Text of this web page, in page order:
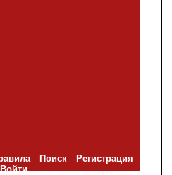
Поиск
Регистрация
Войти